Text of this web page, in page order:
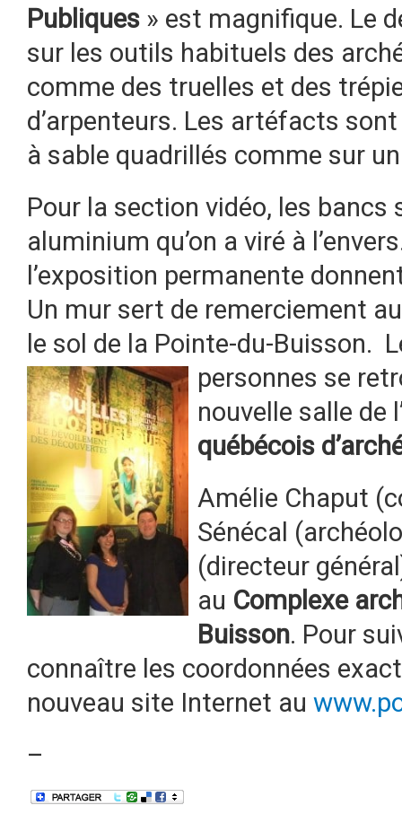
Publiques » est magnifique. Le
sur les outils habituels des
comme des truelles et des
d’arpenteurs. Les artéfacts
à sable quadrillés comme sur
Pour la section vidéo, les bancs
aluminium qu’on a viré à
l’exposition permanente
Un mur sert de remerciement
le sol de la Pointe-du-Buisson.
personnes se
nouvelle salle de
québécois
Amélie Chaput
Sénécal
(directeur
au Complexe
Buisson. Pour
connaître les coordonnées
nouveau site Internet au
–